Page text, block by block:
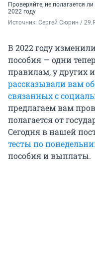
Проверяйте, не полагается
2022 году
Источник: Сергей Сюрин /
В 2022 году
пособия — одни
правилам, у других
рассказывали вам
связанных с
предлагаем вам
полагается от
Сегодня в нашей
тесты по
пособия и выплаты.